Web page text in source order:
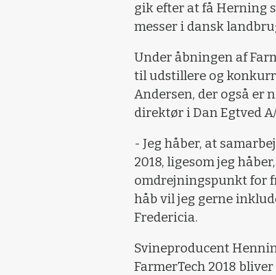
gik efter at få Herning
messer i dansk
Under åbningen af
til udstillere og
Andersen, der også er
direktør i Dan Egtved
- Jeg håber, at
2018, ligesom jeg
omdrejningspunkt for
håb vil jeg gerne
Fredericia.
Svineproducent
FarmerTech 2018